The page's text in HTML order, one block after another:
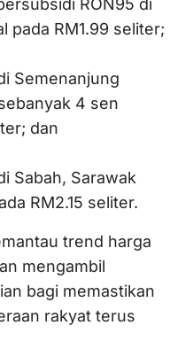
RON95 di
pada RM1.99 seliter;
Semenanjung
4 sen
dan
Sabah, Sarawak
RM2.15 seliter.
trend harga
mengambil
bagi memastikan
rakyat terus